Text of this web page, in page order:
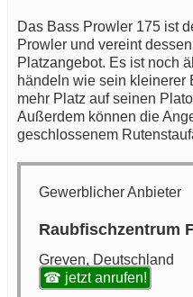
Das Bass Prowler 175 ist
Prowler und vereint
Platzangebot. Es ist noch
händeln wie sein kleinerer
mehr Platz auf seinen
Außerdem können die
geschlossenem
Gewerblicher Anbieter
Raubfischzentrum
Greven, Deutschland
☎ jetzt anrufen!